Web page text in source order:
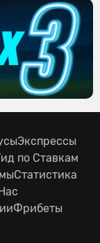
Экспрессы
по Ставкам
Статистика
Фрибеты